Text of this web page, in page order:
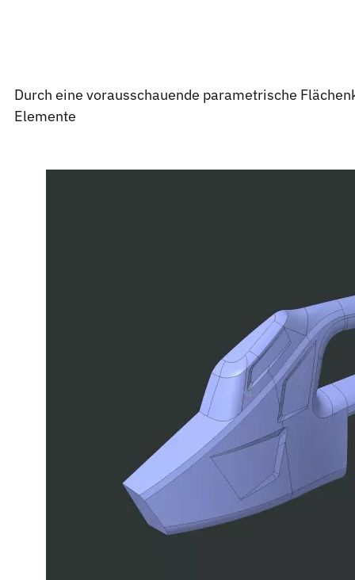
Durch eine vorausschauende parametrische
Elemente